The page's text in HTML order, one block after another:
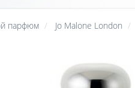
парфюм Jo Malone London